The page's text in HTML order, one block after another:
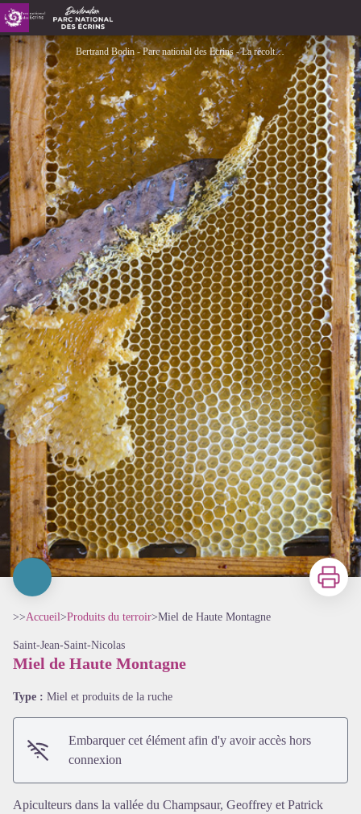
Miel de Haute Montagne
Bertrand Bodin - Parc national des Ecrins - La récolte du miel
Imprimer
>>Accueil>Produits du terroir>Miel de Haute Montagne
Saint-Jean-Saint-Nicolas
Miel de Haute Montagne
Type : Miel et produits de la ruche
Embarquer cet élément afin d'y avoir accès hors
connexion
Apiculteurs dans la vallée du Champsaur, Geoffrey et Patrick